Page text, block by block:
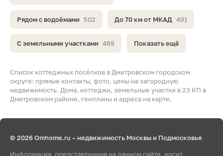
Список коттеджных посёлков в Дмитровском городском
округе: прямые контакты, фото, цены на загородную
недвижимость. Дома, коттеджи, земельные участки в 23 КП в
Дмитровском районе, генпланы и адреса на карте.
Рядом с водоёмами 502 До 70 км от МКАД 491
С земельными участками 489 Показать ещё
© 2026 Omhome.ru – недвижимость Москвы и Подмосковья
Информация, представленная на данном сайте, носит